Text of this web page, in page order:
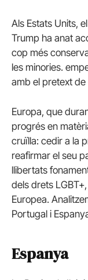
Als Estats Units,
Trump ha anat
cop més
les minories.
amb el pretext
Europa, que
progrés en
cruïlla: cedir a la
reafirmar el seu
llibertats
dels drets
Europea.
Portugal i
Espanya